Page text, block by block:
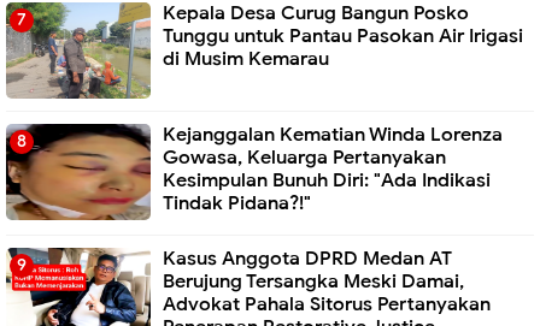
Kepala Desa Curug Bangun Posko
Tunggu untuk Pantau Pasokan Air Irigasi
di Musim Kemarau
Kejanggalan Kematian Winda Lorenza
Gowasa, Keluarga Pertanyakan
Kesimpulan Bunuh Diri: "Ada Indikasi
Tindak Pidana?!"
Kasus Anggota DPRD Medan AT
Berujung Tersangka Meski Damai,
Advokat Pahala Sitorus Pertanyakan